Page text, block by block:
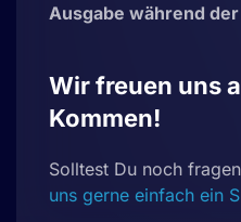
Ausgabe während
Wir freuen uns
Kommen!
Solltest Du noch
uns gerne einfach ein